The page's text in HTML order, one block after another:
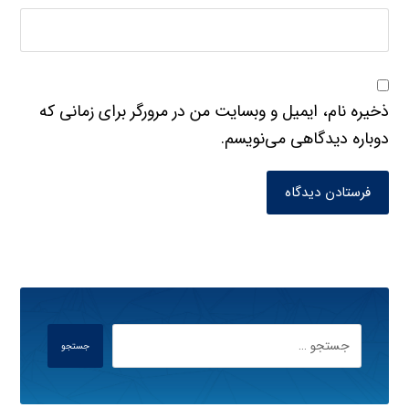
ذخیره نام، ایمیل و وبسایت من در مرورگر برای زمانی که
دوباره دیدگاهی می‌نویسم.
فرستادن دیدگاه
جستجو